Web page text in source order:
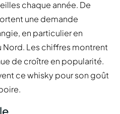
chaque année. De
une demande
en particulier en
Nord. Les chiffres montrent
de croître en popularité.
ce whisky pour son goût